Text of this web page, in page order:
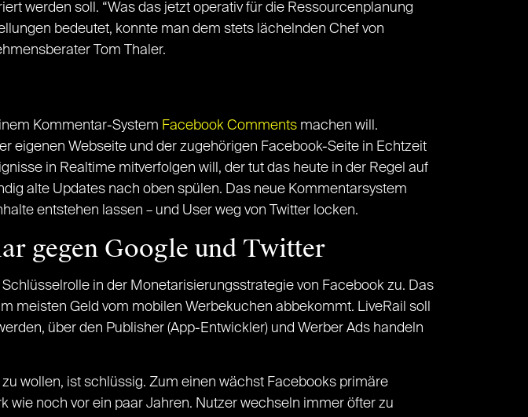
werden soll. “Was das jetzt operativ für die Ressourcenplanung
bedeutet, konnte man dem stets lächelnden Chef von
Tom Thaler.
Kommentar-System Facebook Comments machen will.
eigenen Webseite und der zugehörigen Facebook-Seite in Echtzeit
in Realtime mitverfolgen will, der tut das heute in der Regel auf
alte Updates nach oben spülen. Das neue Kommentarsystem
entstehen lassen – und User weg von Twitter locken.
gegen Google und Twitter
in der Monetarisierungsstrategie von Facebook zu. Das
meisten Geld vom mobilen Werbekuchen abbekommt. LiveRail soll
über den Publisher (App-Entwickler) und Werber Ads handeln
wollen, ist schlüssig. Zum einen wächst Facebooks primäre
wie noch vor ein paar Jahren. Nutzer wechseln immer öfter zu